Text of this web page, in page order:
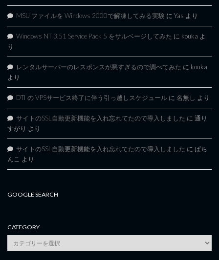
MSU ファイルを Windows 2000で解凍してみる実験 に Yas より
Windows NT 3.51 Service Pack 5 をサルベージしてみた に kouka よ
り
レンタルサーバーのレスポンスが悪すぎるので調べてみた に kouka
より
DTI の VPSサービス終了に伴う引っ越しスケジュール に 名無し より
サイトのSSL自動更新機能を入れ忘れてたので導入しました に 通り
すがり より
サイトのSSL自動更新機能を入れ忘れてたので導入しました に ぱち
んこ より
GOOGLE SEARCH
CATEGORY
category